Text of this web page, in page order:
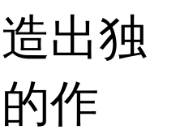
出独
作